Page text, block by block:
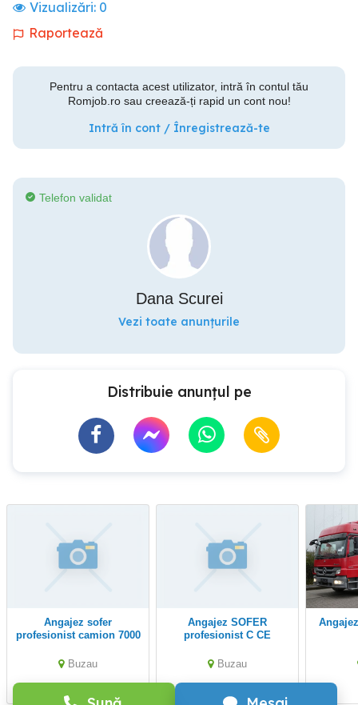
Vizualizări: 0
Raportează
Pentru a contacta acest utilizator, intră în contul tău
Romjob.ro sau creează-ți rapid un cont nou!
Intră în cont / Înregistrează-te
Telefon validat
Dana Scurei
Vezi toate anunțurile
Distribuie anunțul pe
angajez sofer
profesionist camion 7000
Buzau
Angajez SOFER
profesionist C CE
Buzau
Angajez sofer categoria